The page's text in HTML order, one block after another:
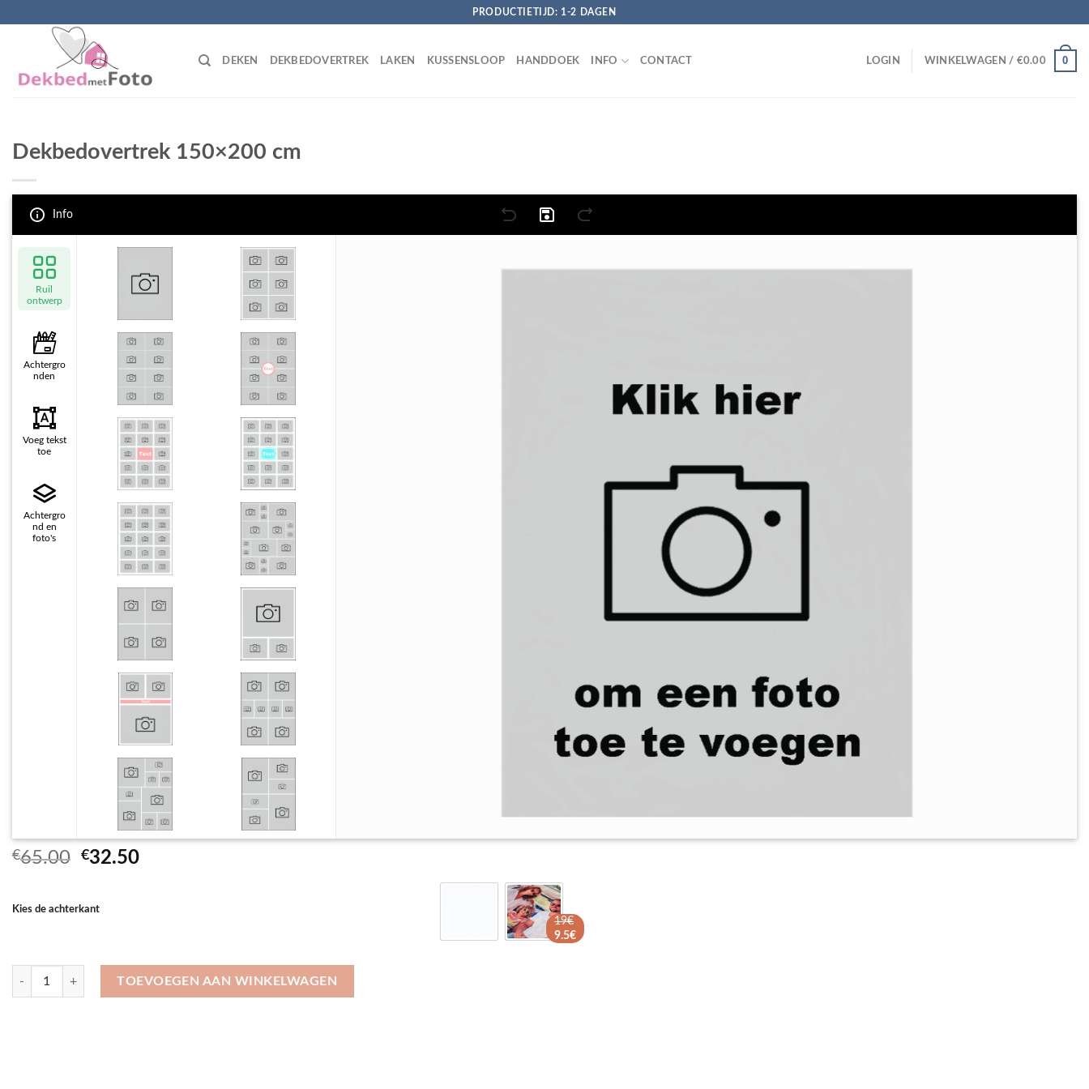
PRODUCTIETIJD: 1-2 DAGEN
DEKEN DEKBEDOVERTREK LAKEN KUSSENSLOOP HANDDOEK INFO CONTACT LOGIN WINKELWAGEN / €0.00 0
Dekbedovertrek 150×200 cm
Info
Ruil
ontwerp
Achtergro
nden
Voeg tekst
toe
Achtergro
nd en
foto's
€65.00 Oorspronkelijke
€65.00.
€32.50Huidige
Kies de achterkant
19€
9.5€
Dekbedovertrek 150×200 cm aantal
TOEVOEGEN AAN WINKELWAGEN